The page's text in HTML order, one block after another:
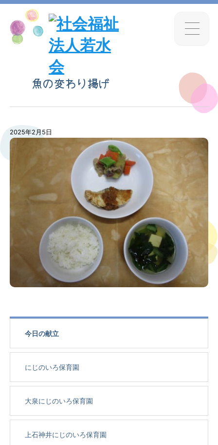
魚の変わり揚げ
2025年2月5日
今日の献立
にじのいろ保育園
大泉にじのいろ保育園
上石神井にじのいろ保育園